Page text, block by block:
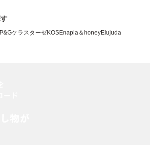
P&GケラスターゼKOSEnapla＆honeyElujuda